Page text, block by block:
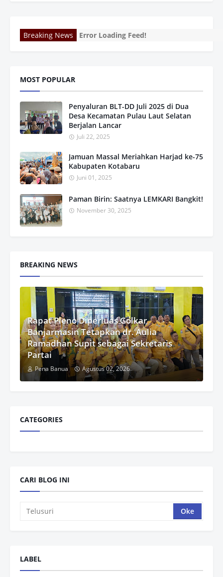
Breaking News Error Loading Feed!
MOST POPULAR
Penyaluran BLT-DD Juli 2025 di Dua
Desa Kecamatan Pulau Laut Selatan
Berjalan Lancar
Juli 22, 2025
Jamuan Massal Meriahkan Harjad ke-75
Kabupaten Kotabaru
Juni 01, 2025
Paman Birin: Saatnya LEMKARI Bangkit!
November 30, 2025
BREAKING NEWS
Rapat Pleno Diperluas Golkar
Banjarmasin Tetapkan dr. Aulia
Ramadhan Supit sebagai Sekretaris
Partai
Pena Banua Agustus 02, 2026
CATEGORIES
CARI BLOG INI
LABEL